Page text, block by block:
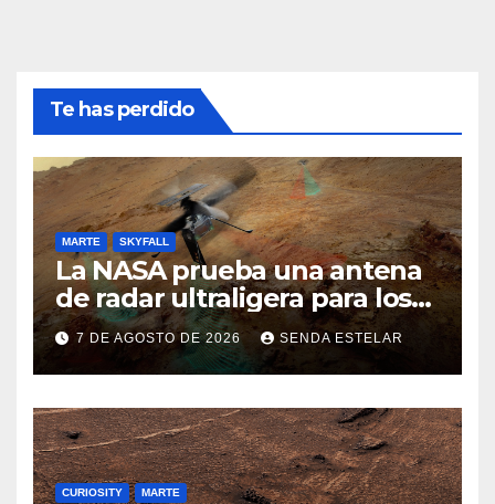
Te has perdido
MARTE SKYFALL
La NASA prueba una antena
de radar ultraligera para los
helicópteros SkyFall Mars
7 DE AGOSTO DE 2026 SENDA ESTELAR
CURIOSITY MARTE